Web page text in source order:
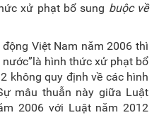
xử phạt bổ sung buộc về
Việt Nam năm 2006 thì
nước”là hình thức xử phạt bổ
không quy định về các hình
mâu thuẫn này giữa Luật
2006 với Luật năm 2012